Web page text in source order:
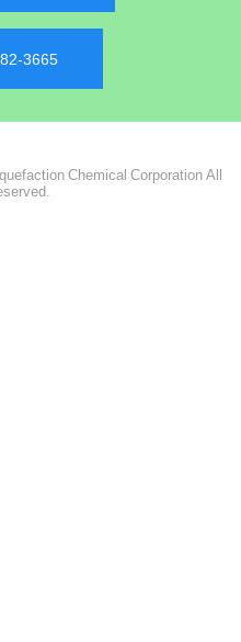
3665
Chemical Corporation All